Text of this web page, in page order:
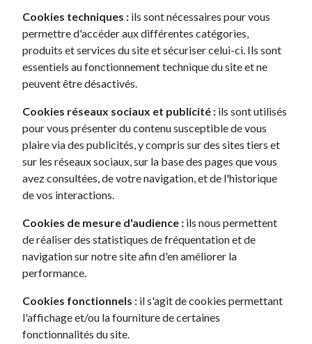
Cookies techniques : ils sont nécessaires pour vous
permettre d'accéder aux différentes catégories,
produits et services du site et sécuriser celui-ci. Ils sont
essentiels au fonctionnement technique du site et ne
peuvent être désactivés.
Cookies réseaux sociaux et publicité : ils sont utilisés
pour vous présenter du contenu susceptible de vous
plaire via des publicités, y compris sur des sites tiers et
sur les réseaux sociaux, sur la base des pages que vous
avez consultées, de votre navigation, et de l'historique
de vos interactions.
Cookies de mesure d'audience : ils nous permettent
de réaliser des statistiques de fréquentation et de
navigation sur notre site afin d'en améliorer la
performance.
Cookies fonctionnels : il s'agit de cookies permettant
l'affichage et/ou la fourniture de certaines
fonctionnalités du site.
Pourquoi choisir un leasing Peugeot ?
Peugeot, la marque au Lion, fierté de l’industrie
française
Fondée au début du 19ème siècle par les frèresPeugeot
l’entreprise franc-comtoise est pionnière pour le lancement, en
1948, de la toute première voiture monocoque. En 1969 la
véhicules seront mis à la route jusqu’en 2006, soit le record de
la plus longue carrière pour une voiture. Peugeot connaît
également le succès grâce à ses petites berlines (notamment la
104, d’une longueur de 3,58m), grâce à la Peugeot 604 qui fut
adoptée en 1979 par le haut commandement Français et avec
la 205, victorieuse à deux reprises du Paris Dakar. En 1998,
Peugeot entre encore dans une nouvelle dimension en
commercialisant la 206, vendue à plus de 7 millions
d’exemplaires et titrée 3 fois du championnat du monde des
Aujourd’hui, les descendantes de cette grande histoire sont de
très beaux modèles, à l’image des nouvelles Peugeot 208, 308
et 508, ou encore des SUV comme le Peugeot 2008, 3008 ou
le 5008.
Avec ses véhicules 100% électriques ou avec ses véhicules
hybrides rechargeables, Peugeot s’impose dans le paysage de
l’automobile comme un acteur majeur de ce nouveau chapitre.
Le constructeur automobile Français est également à l’initiative